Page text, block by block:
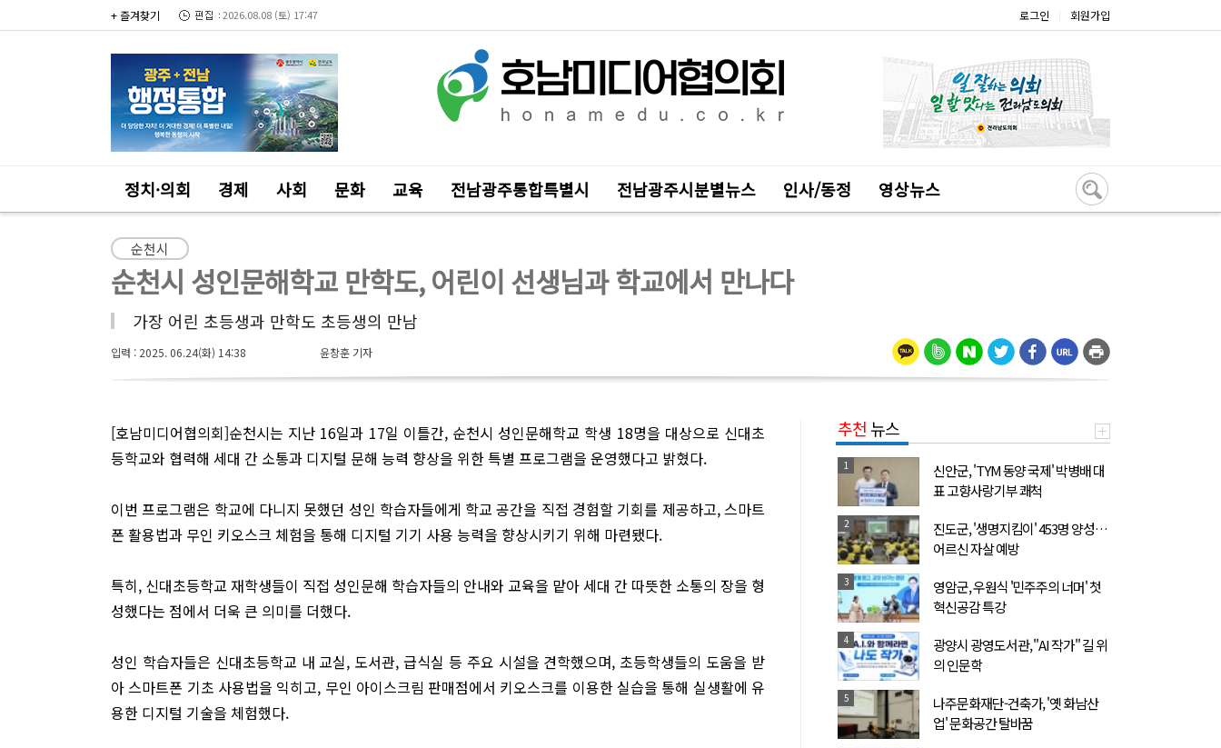
+ 즐겨찾기 2026.08.08 (토) 17:47 로그인 회원가입
정치·의회 경제 사회 문화 교육 전남광주통합특별시 전남광주시분별뉴스 인사/동정 영상뉴스
순천시
순천시 성인문해학교 만학도, 어린이 선생님과 학교에서 만나다
가장 어린 초등생과 만학도 초등생의 만남
입력 : 2025. 06.24(화) 14:38 윤창훈 기자
[호남미디어협의회]순천시는 지난 16일과 17일 이틀간, 순천시 성인문해학교 학생 18명을 대상으로 신대초
등학교와 협력해 세대 간 소통과 디지털 문해 능력 향상을 위한 특별 프로그램을 운영했다고 밝혔다.
이번 프로그램은 학교에 다니지 못했던 성인 학습자들에게 학교 공간을 직접 경험할 기회를 제공하고, 스마트
폰 활용법과 무인 키오스크 체험을 통해 디지털 기기 사용 능력을 향상시키기 위해 마련됐다.
특히, 신대초등학교 재학생들이 직접 성인문해 학습자들의 안내와 교육을 맡아 세대 간 따뜻한 소통의 장을 형
성했다는 점에서 더욱 큰 의미를 더했다.
성인 학습자들은 신대초등학교 내 교실, 도서관, 급식실 등 주요 시설을 견학했으며, 초등학생들의 도움을 받
아 스마트폰 기초 사용법을 익히고, 무인 아이스크림 판매점에서 키오스크를 이용한 실습을 통해 실생활에 유
용한 디지털 기술을 체험했다.
추천 뉴스
1
신안군, 'TYM 동양 국제' 박병배 대
표 고향사랑기부 쾌척
2
진도군, '생명지킴이' 453명 양성…
어르신 자살 예방
3
영암군, 우원식 '민주주의 너머' 첫
혁신공감 특강
4
광양시 광영도서관, "AI 작가" 길 위
의 인문학
5
나주문화재단-건축가, '옛 화남산
업' 문화공간 탈바꿈